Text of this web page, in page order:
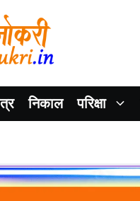
निकाल परिक्षा